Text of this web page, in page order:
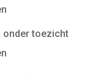
onder toezicht